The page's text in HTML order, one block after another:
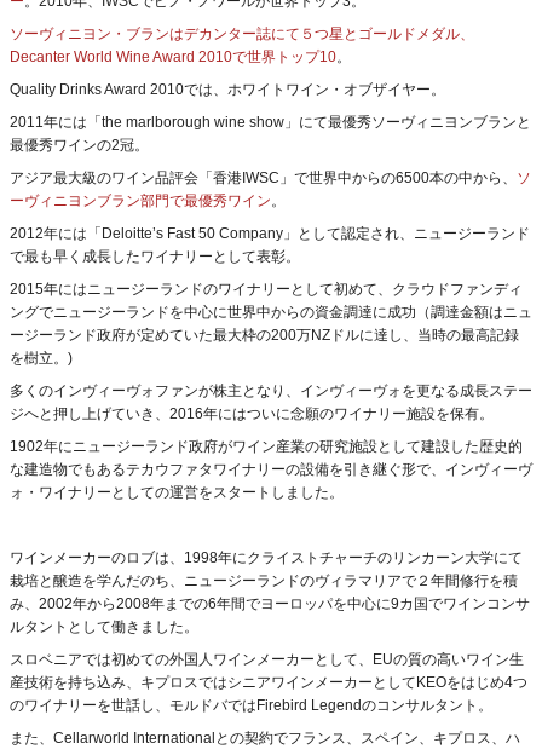
ソーヴィニヨン・ブランはデカンター誌にて５つ星とゴールドメダル、
Decanter World Wine Award 2010で世界トップ10。
Quality Drinks Award 2010では、ホワイトワイン・オブザイヤー。
2011年には「the marlborough wine show」にて最優秀ソーヴィニヨンブランと
最優秀ワインの2冠。
アジア最大級のワイン品評会「香港IWSC」で世界中からの6500本の中から、 ソ
ーヴィニヨンブラン部門で最優秀ワイン。
2012年には「Deloitte’s Fast 50 Company」として認定され、ニュージーランド
で最も早く成長したワイナリーとして表彰。
2015年にはニュージーランドのワイナリーとして初めて、クラウドファンディ
ングでニュージーランドを中心に世界中からの資金調達に成功（調達金額はニュ
ージーランド政府が定めていた最大枠の200万NZドルに達し、当時の最高記録
を樹立。)
多くのインヴィーヴォファンが株主となり、インヴィーヴォを更なる成長ステー
ジへと押し上げていき、2016年にはついに念願のワイナリー施設を保有。
1902年にニュージーランド政府がワイン産業の研究施設として建設した歴史的
な建造物でもあるテカウファタワイナリーの設備を引き継ぐ形で、インヴィーヴ
ォ・ワイナリーとしての運営をスタートしました。
ワインメーカーのロブは、1998年にクライストチャーチのリンカーン大学にて
栽培と醸造を学んだのち、ニュージーランドのヴィラマリアで２年間修行を積
み、2002年から2008年までの6年間でヨーロッパを中心に9カ国でワインコンサ
ルタントとして働きました。
スロベニアでは初めての外国人ワインメーカーとして、EUの質の高いワイン生
産技術を持ち込み、キプロスではシニアワインメーカーとしてKEOをはじめ4つ
のワイナリーを世話し、モルドバではFirebird Legendのコンサルタント。
また、Cellarworld Internationalとの契約でフランス、スペイン、キプロス、ハ